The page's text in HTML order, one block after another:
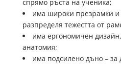
спрямо ръста на ученика;
има широки презрамки и
разпределя тежестта от
има ергономичен
анатомия;
има подсилено дъно – за